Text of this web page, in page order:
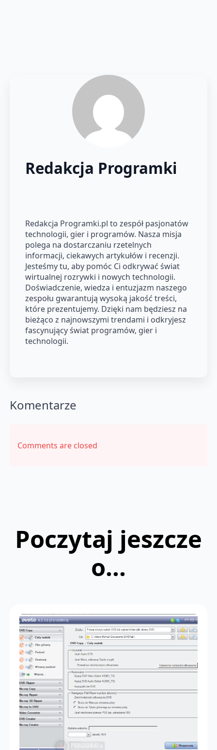
Redakcja Programki
Redakcja Programki.pl to zespół pasjonatów
technologii, gier i programów. Nasza misja
polega na dostarczaniu rzetelnych
informacji, ciekawych artykułów i recenzji.
Jesteśmy tu, aby pomóc Ci odkrywać świat
wirtualnej rozrywki i nowych technologii.
Doświadczenie, wiedza i entuzjazm naszego
zespołu gwarantują wysoką jakość treści,
które prezentujemy. Dzięki nam będziesz na
bieżąco z najnowszymi trendami i odkryjesz
fascynujący świat programów, gier i
technologii.
Komentarze
Comments are closed
Poczytaj jeszcze
o...